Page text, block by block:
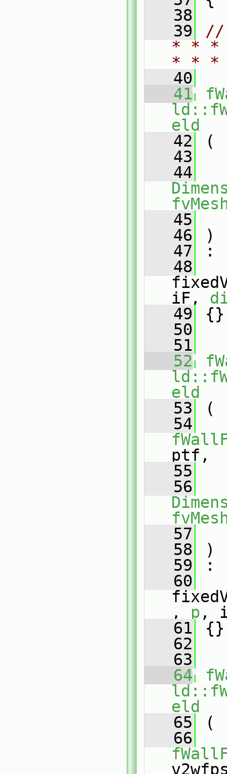
   38
   39
//
* * *
* *
   40
   41
eld
   42
(
   43
   44
   45
   46
)
   47
:
   48
iF,
   49
{}
   50
   51
   52
eld
   53
(
   54
ptf,
   55
   56
   57
   58
)
   59
:
   60
, p ,
   61
{}
   62
   63
   64
eld
   65
(
   66